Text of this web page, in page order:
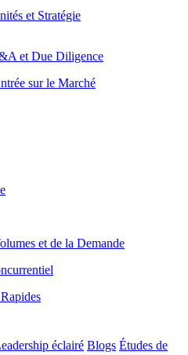
et Stratégie
et Due Diligence
sur le Marché
et de la Demande
éclairé Blogs Études de